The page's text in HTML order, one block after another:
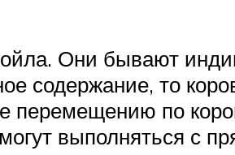
Они бывают
содержание, то
перемещению по
выполняться с